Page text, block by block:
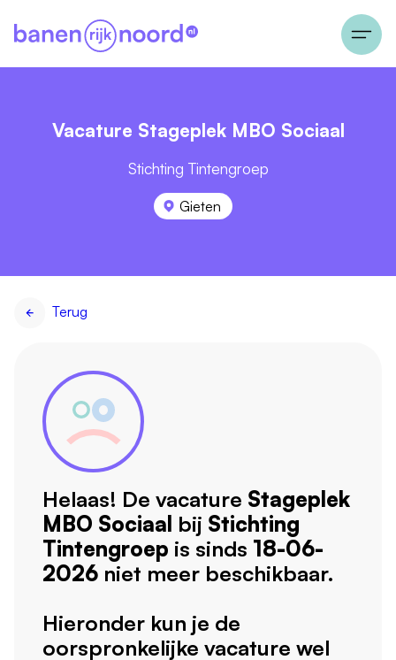
Vacature Stageplek MBO Sociaal
Stichting Tintengroep
Gieten
Terug
Helaas! De vacature Stageplek
MBO Sociaal bij Stichting
Tintengroep is sinds 18-06-
2026 niet meer beschikbaar.
Hieronder kun je de
oorspronkelijke vacature wel